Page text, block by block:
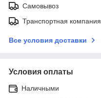
Самовывоз
Транспортная компания
Все условия доставки
Условия оплаты
Наличными